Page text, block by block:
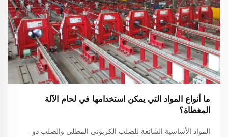
ما أنواع المواد التي يمكن استخدامها في لحام الآلة
المغطاة؟
المواد الأساسية الشائعة للصلب الكربوني المطلي والصلب ذو